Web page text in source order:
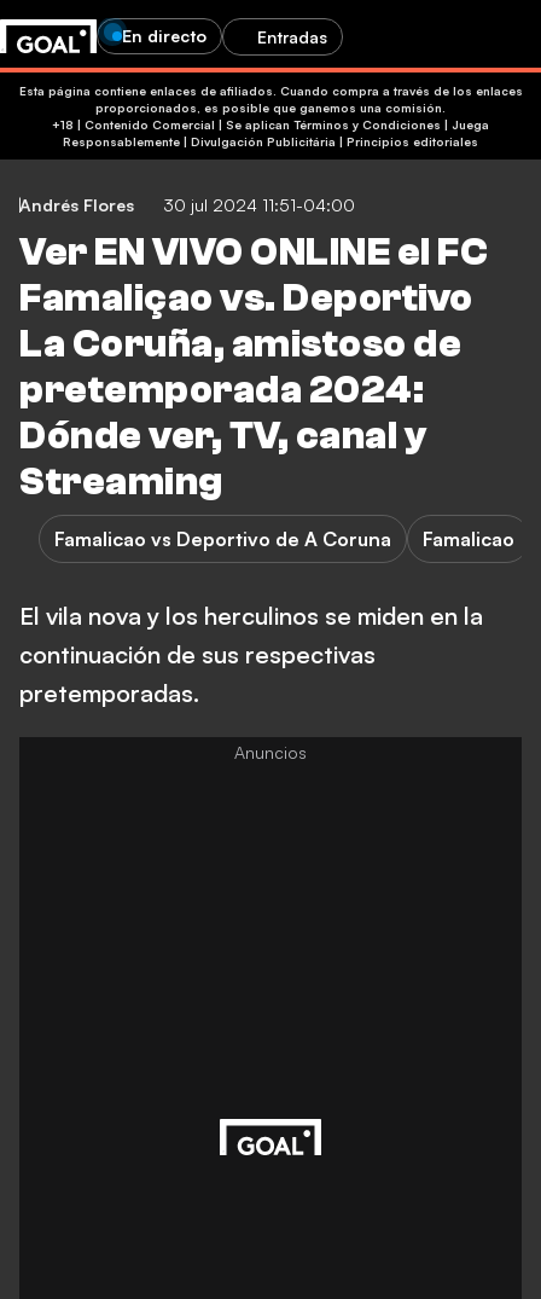
En directo Entradas
Esta página contiene enlaces de afiliados. Cuando compra a través de los enlaces
proporcionados, es posible que ganemos una comisión.
+18 | Contenido Comercial | Se aplican Términos y Condiciones | Juega
Responsablemente | Divulgación Publicitária | Principios editoriales
Andrés Flores 30 jul 2024 11:51-04:00
Ver EN VIVO ONLINE el FC
Famaliçao vs. Deportivo
La Coruña, amistoso de
pretemporada 2024:
Dónde ver, TV, canal y
Streaming
Famalicao vs Deportivo de A Coruna Famalicao
El vila nova y los herculinos se miden en la
continuación de sus respectivas
pretemporadas.